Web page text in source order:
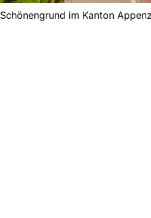
Schönengrund im Kanton